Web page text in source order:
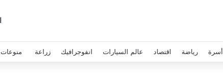
أسرة رياضة اقتصاد عالم السيارات انفوجرافيك زراعة منوعات